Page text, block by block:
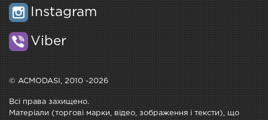
Instagram
Viber
© ACMODASI, 2010 -2026
Всі права захищено.
Матеріали (торгові марки, відео, зображення і тексти), що